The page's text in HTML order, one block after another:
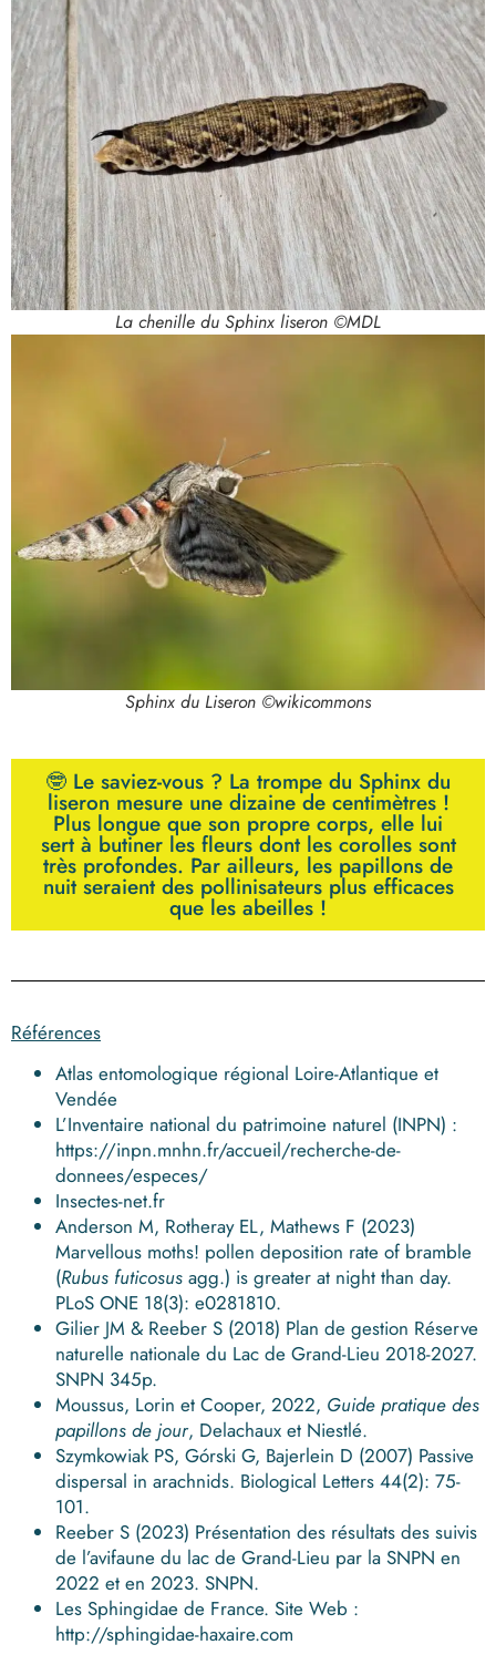
La chenille du Sphinx liseron ©MDL
Sphinx du Liseron ©wikicommons
🤓 Le saviez-vous ? La trompe du Sphinx du
liseron mesure une dizaine de centimètres !
Plus longue que son propre corps, elle lui
sert à butiner les fleurs dont les corolles sont
très profondes. Par ailleurs, les papillons de
nuit seraient des pollinisateurs plus efficaces
que les abeilles !
Références
Atlas entomologique régional Loire-Atlantique et
Vendée
L’Inventaire national du patrimoine naturel (INPN) :
https://inpn.mnhn.fr/accueil/recherche-de-
donnees/especes/
Insectes-net.fr
Anderson M, Rotheray EL, Mathews F (2023)
Marvellous moths! pollen deposition rate of bramble
(Rubus futicosus agg.) is greater at night than day.
PLoS ONE 18(3): e0281810.
Gilier JM & Reeber S (2018) Plan de gestion Réserve
naturelle nationale du Lac de Grand-Lieu 2018-2027.
SNPN 345p.
Moussus, Lorin et Cooper, 2022, Guide pratique des
papillons de jour, Delachaux et Niestlé.
Szymkowiak PS, Górski G, Bajerlein D (2007) Passive
dispersal in arachnids. Biological Letters 44(2): 75-
101.
Reeber S (2023) Présentation des résultats des suivis
de l’avifaune du lac de Grand-Lieu par la SNPN en
2022 et en 2023. SNPN.
Les Sphingidae de France. Site Web :
http://sphingidae-haxaire.com